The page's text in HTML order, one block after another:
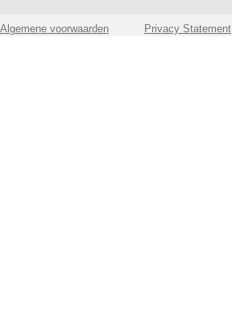
Algemene voorwaarden Privacy Statement